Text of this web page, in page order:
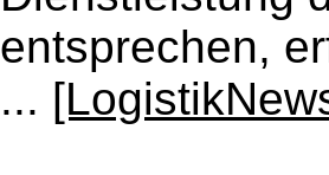
entsprechen,
...